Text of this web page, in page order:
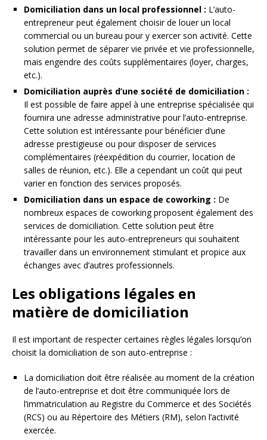
Domiciliation dans un local professionnel : L’auto-
entrepreneur peut également choisir de louer un local
commercial ou un bureau pour y exercer son activité. Cette
solution permet de séparer vie privée et vie professionnelle,
mais engendre des coûts supplémentaires (loyer, charges,
etc.).
Domiciliation auprès d’une société de domiciliation :
Il est possible de faire appel à une entreprise spécialisée qui
fournira une adresse administrative pour l’auto-entreprise.
Cette solution est intéressante pour bénéficier d’une
adresse prestigieuse ou pour disposer de services
complémentaires (réexpédition du courrier, location de
salles de réunion, etc.). Elle a cependant un coût qui peut
varier en fonction des services proposés.
Domiciliation dans un espace de coworking : De
nombreux espaces de coworking proposent également des
services de domiciliation. Cette solution peut être
intéressante pour les auto-entrepreneurs qui souhaitent
travailler dans un environnement stimulant et propice aux
échanges avec d’autres professionnels.
Les obligations légales en
matière de domiciliation
Il est important de respecter certaines règles légales lorsqu’on
choisit la domiciliation de son auto-entreprise :
La domiciliation doit être réalisée au moment de la création
de l’auto-entreprise et doit être communiquée lors de
l’immatriculation au Registre du Commerce et des Sociétés
(RCS) ou au Répertoire des Métiers (RM), selon l’activité
exercée.